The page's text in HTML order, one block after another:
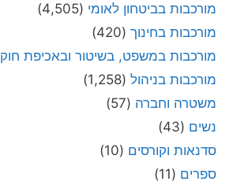
מורכבות בביטחון לאומי (4,505)
מורכבות בחינוך (420)
מורכבות במשפט, בשיטור ובאכיפת חוק
מורכבות בניהול (1,258)
משטרה וחברה (57)
נשים (43)
סדנאות וקורסים (10)
ספרים (11)